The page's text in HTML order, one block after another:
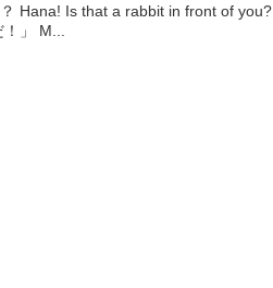
Hana! Is that a rabbit in front of you?
何だ！」 M...